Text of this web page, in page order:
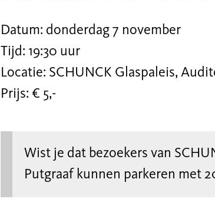
Datum: donderdag 7 november
Tijd: 19:30 uur
Locatie: SCHUNCK Glaspaleis,
Prijs: € 5,-
Wist je dat bezoekers van
Putgraaf kunnen parkeren met